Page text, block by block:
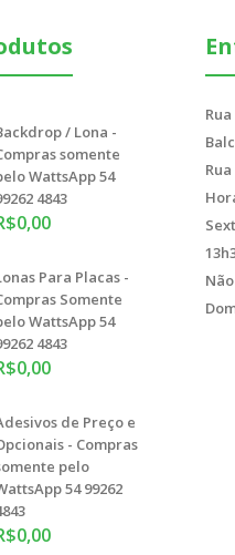
/ Lona -
somente
WattsApp 54
4843
Para Placas -
Somente
WattsApp 54
4843
de Preço e
- Compras
pelo
54 99262